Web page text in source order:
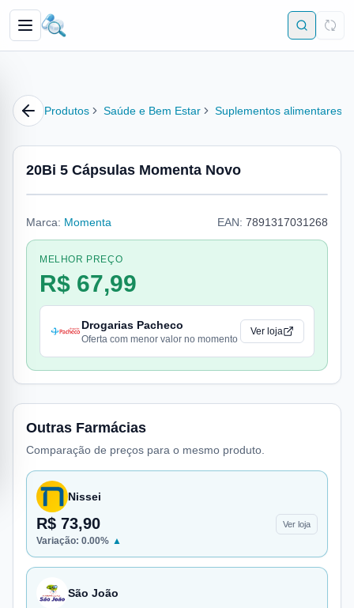
Produtos Saúde e Bem Estar Suplementos alimentares
20Bi 5 Cápsulas Momenta Novo
Marca: Momenta EAN: 7891317031268
MELHOR PREÇO
R$ 67,99
Drogarias Pacheco
Oferta com menor valor no momento
Ver loja
Outras Farmácias
Comparação de preços para o mesmo produto.
Nissei
R$ 73,90 Ver loja
Variação: 0.00% ▲
São João